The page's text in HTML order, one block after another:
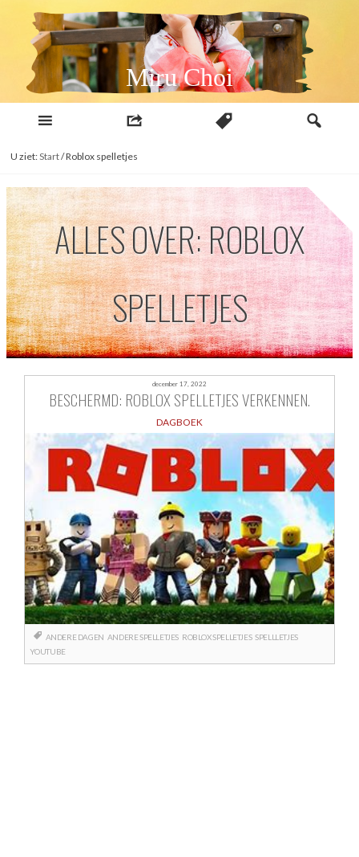
inhoud
Miru Choi
U ziet:Start/Roblox spelletjes
ALLES OVER: ROBLOX
SPELLETJES
december 17, 2022
BESCHERMD: ROBLOX SPELLETJES VERKENNEN.
DAGBOEK
ANDERE DAGEN ANDERE SPELLETJES ROBLOX SPELLETJES SPELLLETJES
YOUTUBE